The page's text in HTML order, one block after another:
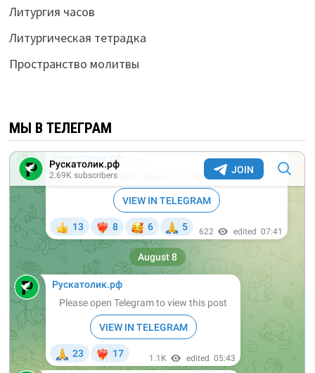
Литургия часов
Литургическая тетрадка
Пространство молитвы
МЫ В ТЕЛЕГРАМ